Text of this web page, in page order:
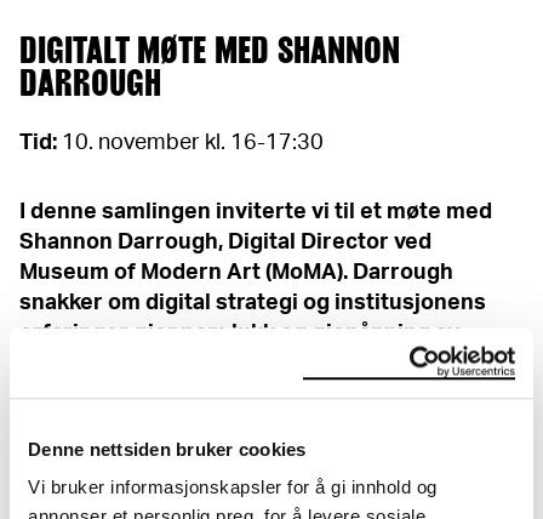
Denne nettsiden bruker cookies
Vi bruker informasjonskapsler for å gi innhold og
DIGITALT MØTE MED SHANNON
DARROUGH
Tid: 10. november kl. 16-17:30
I denne samlingen inviterte vi til et møte med
Shannon Darrough, Digital Director ved
Museum of Modern Art (MoMA). Darrough
snakker om digital strategi og institusjonens
erfaringer gjennom lukk og gjenåpning av
fysisk museum grunnet byggeprosjekter og
Covid-19.
ved Museum of Modern Art (MoMA) i New York, der